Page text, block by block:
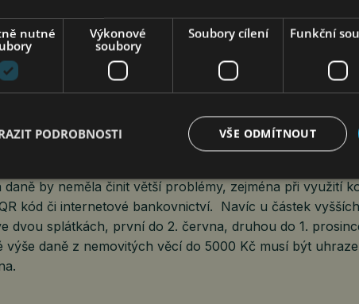
přijdou do 23. května, vyšší částky lze platit na
správa začala údaje pro placení daně z nemovitých
Více než milion lidí letos obdrží údaje k platbě do
1,8 milionu, by poplatníci měli nalézt ve svých
daně by neměla činit větší problémy, zejména při využití
kód či internetové bankovnictví. Navíc u částek
dvou splátkách, první do 2. června, druhou do 1.
výše daně z nemovitých věcí do 5000 Kč musí být
nutné
Výkonové
soubory
Soubory cílení Funkční
VŠE ODMÍTNOUT
PODROBNOSTI